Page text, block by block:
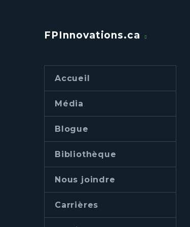
FPInnovations.ca
Accueil
Média
Blogue
Bibliothèque
Nous joindre
Carrières